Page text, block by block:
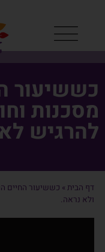
כששיעור
מסכנות
להרגיש
דף הבית» כששיעור החיים
ולא נראה.